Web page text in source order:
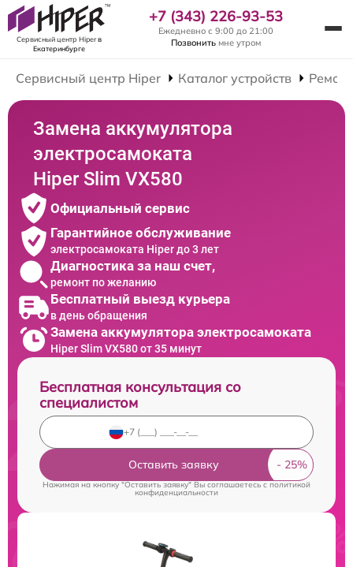
Сервисный центр Hiperв
Екатеринбурге
+7 (343) 226-93-53
Ежедневно с 9:00 до 21:00
Позвонить мне утром
Сервисный центр Hiper Каталог устройств
Замена аккумулятора
электросамоката
Hiper Slim VX580
Официальный сервис
Гарантийное обслуживание
электросамоката Hiper до 3 лет
Диагностика за наш счет,
ремонт по желанию
Бесплатный выезд курьера
в день обращения
Замена аккумулятора электросамоката
Hiper Slim VX580 от 35 минут
Бесплатная консультация со
специалистом
Оставить заявку
Нажимая на кнопку "Оставить заявку" Вы соглашаетесь cполитикой
конфиденциальности